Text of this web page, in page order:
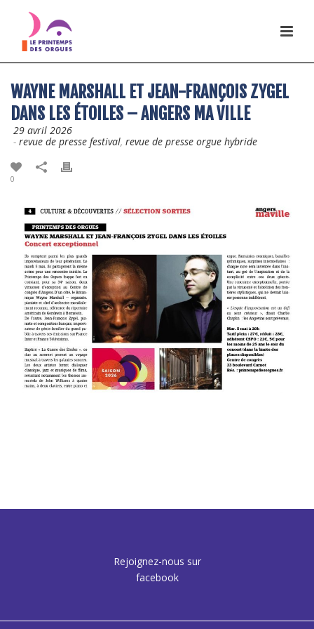
WAYNE MARSHALL ET JEAN-FRANÇOIS ZYGEL
DANS LES ÉTOILES – ANGERS MA VILLE
29 avril 2026
- revue de presse festival, revue de presse orgue hybride
0
Rejoignez-nous sur
facebook